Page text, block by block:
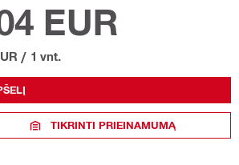
EUR
/ 1 vnt.
TIKRINTI PRIEINAMUMĄ